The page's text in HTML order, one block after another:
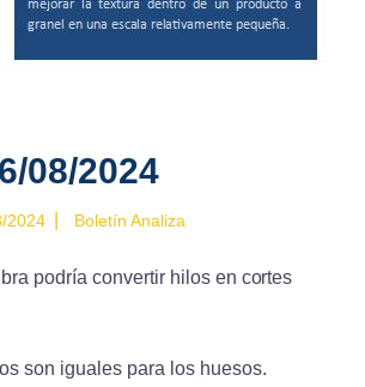
08/2024
2024 Boletín Analiza
podría convertir hilos en cortes
son iguales para los huesos.